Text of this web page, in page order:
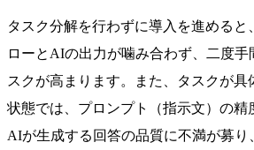
タスク分解を行わずに導入を進めると
ローとAIの出力が噛み合わず、二度手
スクが高まります。また、タスクが具
状態では、プロンプト（指示文）の精
AIが生成する回答の品質に不満が募り